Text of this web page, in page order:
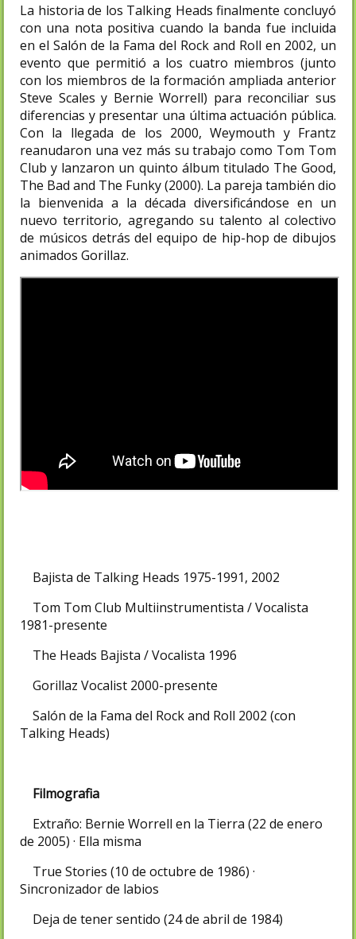
La historia de los Talking Heads finalmente concluyó
con una nota positiva cuando la banda fue incluida
en el Salón de la Fama del Rock and Roll en 2002, un
evento que permitió a los cuatro miembros (junto
con los miembros de la formación ampliada anterior
Steve Scales y Bernie Worrell) para reconciliar sus
diferencias y presentar una última actuación pública.
Con la llegada de los 2000, Weymouth y Frantz
reanudaron una vez más su trabajo como Tom Tom
Club y lanzaron un quinto álbum titulado The Good,
The Bad and The Funky (2000). La pareja también dio
la bienvenida a la década diversificándose en un
nuevo territorio, agregando su talento al colectivo
de músicos detrás del equipo de hip-hop de dibujos
animados Gorillaz.
Bajista de Talking Heads 1975-1991, 2002
Tom Tom Club Multiinstrumentista / Vocalista
1981-presente
The Heads Bajista / Vocalista 1996
Gorillaz Vocalist 2000-presente
Salón de la Fama del Rock and Roll 2002 (con
Talking Heads)
Filmografia
Extraño: Bernie Worrell en la Tierra (22 de enero
de 2005) · Ella misma
True Stories (10 de octubre de 1986) ·
Sincronizador de labios
Deja de tener sentido (24 de abril de 1984)